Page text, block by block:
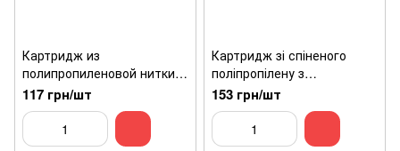
Картридж из
полипропиленовой нитки
Ecosoft 2,5"х10" 10 мкм
117 грн/шт
Картридж зі спіненого
поліпропілену з
бактеріостатичними
властивостями Ecosoft
2,5"х10"
153 грн/шт